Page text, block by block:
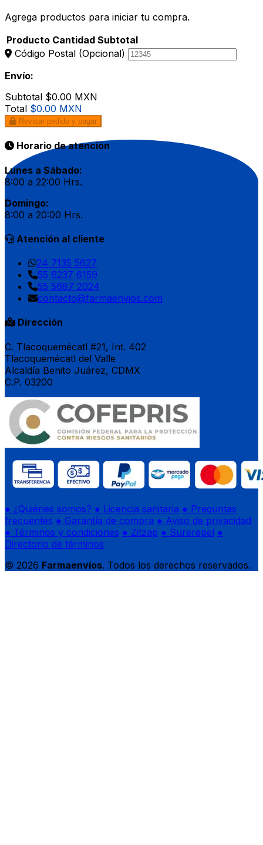
Agrega productos para iniciar tu compra.
Producto Cantidad Subtotal
Código Postal (Opcional)
Envío:
Subtotal $0.00 MXN
Total $0.00 MXN
Revisar pedido y pagar
Horario de atención
Lunes a Sábado:
8:00 a 22:00 Hrs.
Domingo:
8:00 a 20:00 Hrs.
Atención al cliente
24 7135 5627
55 6237 6159
55 5687 2024
contacto@farmaenvios.com
Dirección
C. Tlacoquemécatl #21, Int. 402
Tlacoquemécatl del Valle
Alcaldía Benito Juárez, CDMX
C.P. 03200
● ¿Quiénes somos? ● Licencia sanitaria ● Preguntas
frecuentes ● Garantía de compra ● Aviso de privacidad
● Términos y condiciones ● Zitzap ● Surerepel ●
Directorio de términos
© 2026 Farmaenvíos. Todos los derechos reservados.